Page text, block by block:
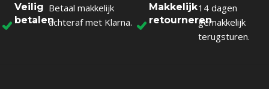
Veilig
betalen
Betaal makkelijk
achteraf met Klarna.
Makkelijk
retourneren
14 dagen
gemakkelijk
terugsturen.